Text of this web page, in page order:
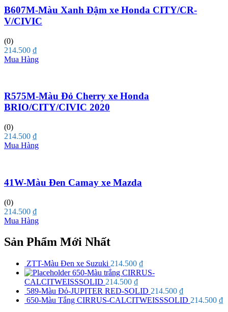
B607M-Màu Xanh Đậm xe Honda CITY/CR-
V/CIVIC
(0)
214.500 ₫
Mua Hàng
R575M-Màu Đỏ Cherry xe Honda
BRIO/CITY/CIVIC 2020
(0)
214.500 ₫
Mua Hàng
41W-Màu Đen Camay xe Mazda
(0)
214.500 ₫
Mua Hàng
Sản Phẩm Mới Nhất
ZTT-Màu Đen xe Suzuki 214.500 ₫
650-Màu trắng CIRRUS-
CALCITWEISSSOLID 214.500 ₫
589-Màu Đỏ-JUPITER RED-SOLID 214.500 ₫
650-Màu Tắng CIRRUS-CALCITWEISSSOLID 214.500 ₫